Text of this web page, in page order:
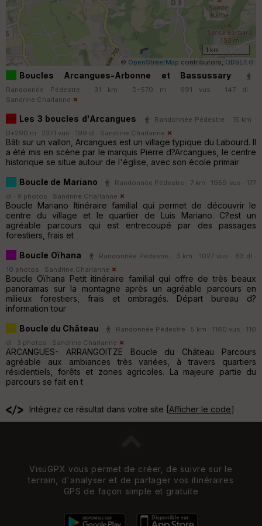
1 km
© OpenStreetMap contributors, ODbL 1.0
Boucles Arcangues-Arbonne et Bassussary
Randonnée Pédestre · 31 km · D+570 m · 691 vus · 147 dl ·
Sandrine.Charlanne
Les 3 boucles d'Arcangues
Randonnée Pédestre · 15 km ·
D+290 m · 2371 vus · 199 dl · Sandrine.Charlanne
Bâti sur un vallon, Arcangues est un village typique du Labourd. Il
a été mis en scène par le marquis Pierre d?Arcangues, le centre
historique se situe autour de l'église, avec son école primair
Boucle de Mariano
Randonnée Pédestre · 7 km · 1959 vus · 177
dl · 9 photos · Sandrine.Charlanne
Boucle Mariano Itinéraire familial qui permet de découvrir le
centre du village et le quartier de Luis Mariano. C?est un
agréable parcours qui est entrecoupé par des passages
forestiers, frais et
Boucle Oïhana
Randonnée Pédestre · 3 km · 1027 vus · 83 dl ·
10 photos · Sandrine.Charlanne
Boucle Oïhana Petit itinéraire familial qui offre de très beaux
panoramas sur la montagne après un agréable parcours en
milieux forestiers, frais et ombragés. Départ bureau d?
information tour
Boucle du Château
Randonnée Pédestre · 5 km · 1160 vus · 110
dl · 3 photos · Sandrine.Charlanne
ARCANGUES- ARRANGOITZE Boucle du Château Parcours
agréable aux ambiances très variées, à travers quartiers
résidentiels, forêts et zones agricoles. La majeure partie du
parcours se fait en t
Intégrez ce résultat dans votre site [Afficher le code]
VisuGPX vous permet de créer, de suivre sur le
terrain, d'analyser et de partager vos itinéraires
GPS de façon simple et gratuite